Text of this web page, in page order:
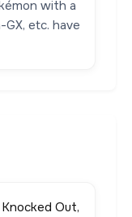
with a
GX, etc. have
Out,